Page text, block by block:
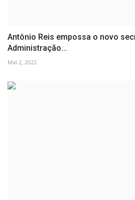
Antônio Reis empossa o novo
Administração...
Mai 2, 2022